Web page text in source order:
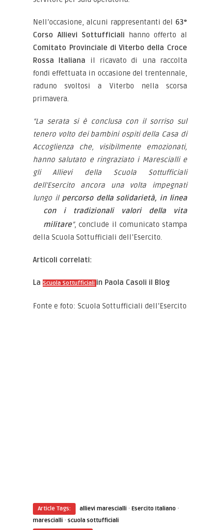
Nell’occasione, alcuni rappresentanti del 63°
Corso Allievi Sottufficiali hanno offerto al
Comitato Provinciale di Viterbo della Croce
Rossa Italiana il ricavato di una raccolta
fondi effettuata in occasione del trentennale,
raduno svoltosi a Viterbo nella scorsa
primavera.
“La serata si è conclusa con il sorriso sul
tenero volto dei bambini ospiti della Casa di
Accoglienza che, visibilmente emozionati,
hanno salutato e ringraziato i Marescialli e
gli Allievi della Scuola Sottufficiali
dell’Esercito ancora una volta impegnati
lungo il percorso della solidarietà, in linea
con i tradizionali valori della vita
militare”, conclude il comunicato stampa
della Scuola Sottufficiali dell’Esercito.
Articoli correlati:
LaScuola Sottufficiali in Paola Casoli il Blog
Fonte e foto: Scuola Sottufficiali dell’Esercito
Article Tags: allievi marescialli ·Esercito Italiano ·
marescialli ·scuola sottufficiali